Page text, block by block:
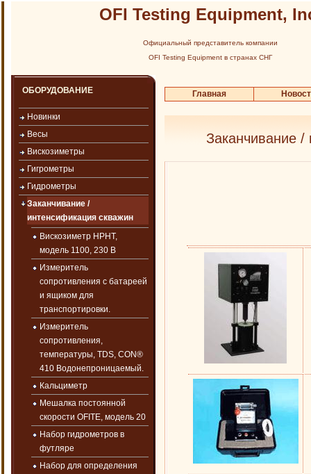
OFI Testing Equipment,
Официальный представитель компании
OFI Testing Equipment в странах СНГ
ОБОРУДОВАНИЕ
Новинки
Весы
Вискозиметры
Гигрометры
Гидрометры
Заканчивание /
интенсификация скважин
Вискозиметр HPHT,
модель 1100, 230 В
Измеритель
сопротивления с батареей
и ящиком для
транспортировки.
Измеритель
сопротивления,
температуры, TDS, CON®
410 Водонепроницаемый.
Кальциметр
Мешалка постоянной
скорости OFITE, модель 20
Набор гидрометров в
футляре
Набор для определения
Главная
Заканчивание /